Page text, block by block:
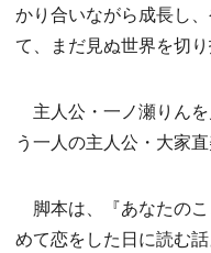
かり合いながら成長し
て、まだ見ぬ世界を切り
主人公・一ノ瀬りんを
う一人の主人公・大家
脚本は、『あなたの
めて恋をした日に読む